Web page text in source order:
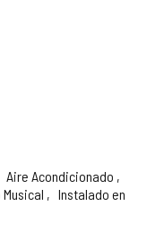
Aire Acondicionado
Musical
Instalado en